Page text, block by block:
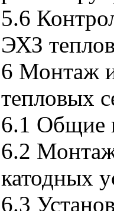
5.6
ЭХЗ
6 Монтаж
тепловых
6.1 Общие
6.2
катодных
6.3